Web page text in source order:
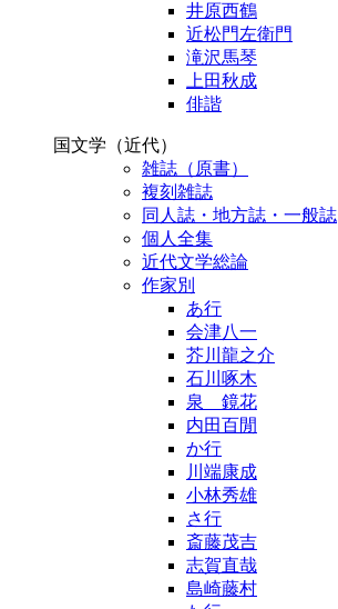
井原西鶴
近松門左衛門
滝沢馬琴
上田秋成
俳諧
国文学（近代）
雑誌（原書）
複刻雑誌
同人誌・地方誌・一般誌
個人全集
近代文学総論
作家別
あ行
会津八一
芥川龍之介
石川啄木
泉 鏡花
内田百閒
か行
川端康成
小林秀雄
さ行
斎藤茂吉
志賀直哉
島崎藤村